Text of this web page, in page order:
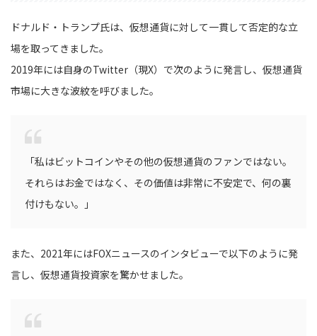
ドナルド・トランプ氏は、仮想通貨に対して一貫して否定的な立
場を取ってきました。
2019年には自身のTwitter（現X）で次のように発言し、仮想通貨
市場に大きな波紋を呼びました。
「私はビットコインやその他の仮想通貨のファンではない。
それらはお金ではなく、その価値は非常に不安定で、何の裏
付けもない。」
また、2021年にはFOXニュースのインタビューで以下のように発
言し、仮想通貨投資家を驚かせました。